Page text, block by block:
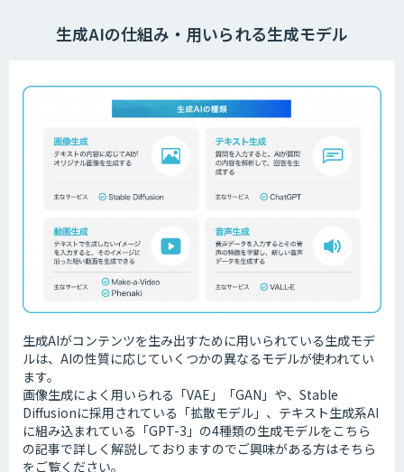
生成AIの仕組み・用いられる生成モデル
生成AIがコンテンツを生み出すために用いられている生成モデ
ルは、AIの性質に応じていくつかの異なるモデルが使われてい
ます。
画像生成によく用いられる「VAE」「GAN」や、Stable
Diffusionに採用されている「拡散モデル」、テキスト生成系AI
に組み込まれている「GPT-3」の4種類の生成モデルをこちら
の記事で詳しく解説しておりますのでご興味がある方はそちら
をご覧ください。